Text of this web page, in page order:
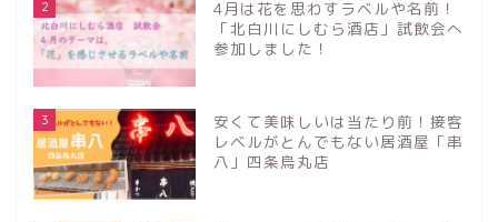
2
4月は花を思わすラベルや名前！
「北白川にしむら酒店」試飲会へ
参加しました！
3
安くて美味しいは当たり前！接客
レベルがとんでもない居酒屋「串
八」四条烏丸店